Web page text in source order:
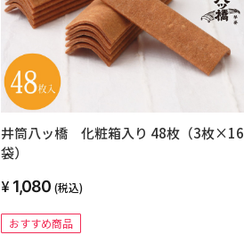
井筒八ッ橋 化粧箱入り 48枚（3枚×16
袋）
1,080 (税込)
おすすめ商品